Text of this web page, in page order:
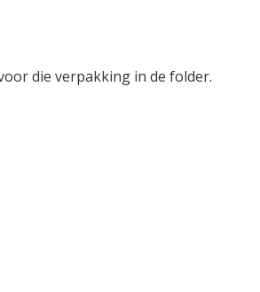
die verpakking in de folder.